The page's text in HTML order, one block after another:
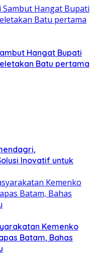
Hangat Bupati
Batu pertama
Inovatif untuk
Kemenko
Batam, Bahas